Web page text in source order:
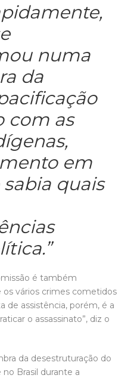
numa
da
com as
em
sabia quais
é também
vários crimes cometidos
de assistência, porém, é a
o assassinato”, diz o
da desestruturação do
Brasil durante a